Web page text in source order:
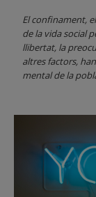
El confinament,
de la vida social
llibertat, la
altres factors,
mental de la